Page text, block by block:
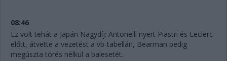
08:46
Ez volt tehát a Japán Nagydíj: Antonelli nyert Piastri és Leclerc
előtt, átvette a vezetést a vb-tabellán, Bearman pedig
megúszta törés nélkül a balesetét.